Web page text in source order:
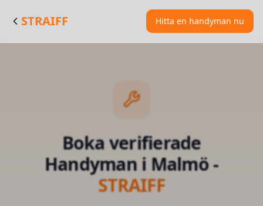
STRAIFF Hitta en handyman nu
Boka verifierade
Handymani Malmö-
STRAIFF